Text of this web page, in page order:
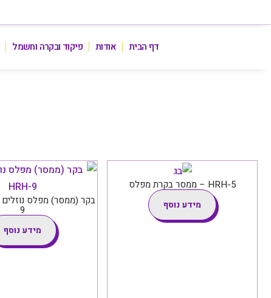
דף הבית אודות פיקוד ובקרה וחשמל
HRH-5 – ממסר בקרת מפלס
מידע נוסף 9
מידע נוסף